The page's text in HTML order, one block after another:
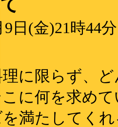
9日(金)21時
に限らず、
に何を求め
満たしてく